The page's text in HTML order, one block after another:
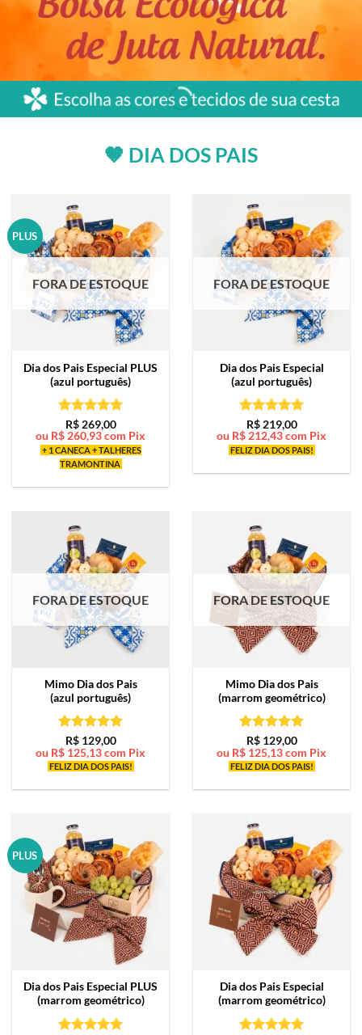
🤎 DIA DOS PAIS
PLUS
FORA DE ESTOQUE
Dia dos Pais Especial PLUS
(azul português)
Avaliação5
de 5
R$269,00
ou R$260,93com Pix
+ 1 CANECA + TALHERES
TRAMONTINA
FORA DE ESTOQUE
Dia dos Pais Especial
(azul português)
Avaliação5
de 5
R$219,00
ou R$212,43com Pix
FELIZ DIA DOS PAIS!
FORA DE ESTOQUE
Mimo Dia dos Pais
(azul português)
Avaliação5
de 5
R$129,00
ou R$ 125,13com Pix
FELIZ DIA DOS PAIS!
FORA DE ESTOQUE
Mimo Dia dos Pais
(marrom geométrico)
Avaliação5
de 5
R$129,00
ou R$ 125,13com Pix
FELIZ DIA DOS PAIS!
PLUS
Dia dos Pais Especial PLUS
(marrom geométrico)
Dia dos Pais Especial
(marrom geométrico)